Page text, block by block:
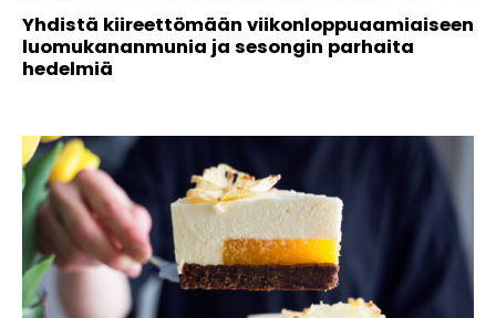
Yhdistä kiireettömään viikonloppuaamiaiseen
luomukananmunia ja sesongin parhaita
hedelmiä